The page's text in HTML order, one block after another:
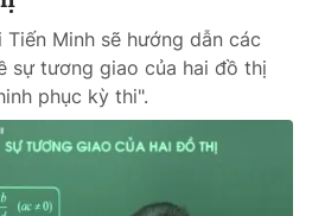
Minh sẽ hướng dẫn các
sự tương giao của hai đồ thị
phục kỳ thi".